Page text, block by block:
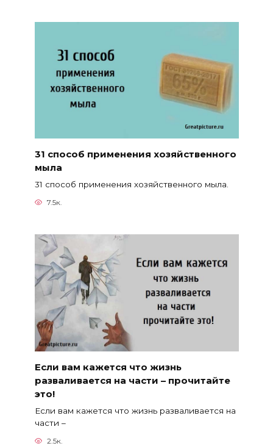
31 способ применения хозяйственного
мыла
31 способ применения хозяйственного мыла.
7.5к.
Если вам кажется что жизнь
разваливается на части – прочитайте
это!
Если вам кажется что жизнь разваливается на
части –
2.5к.